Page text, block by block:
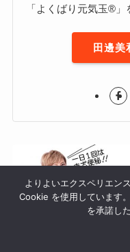
「よくばり元気玉®」
田邊美
よりよいエクスペリエン
Cookie を使用しています
を承諾し